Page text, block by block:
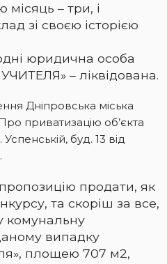
– три, і
зі своєю історією
юридична особа
– ліквідована.
Дніпровська міська
приватизацію об’єкта
буд. 13 від
продати, як
та скоріш за все,
комунальну
випадку
площею 707 м2,